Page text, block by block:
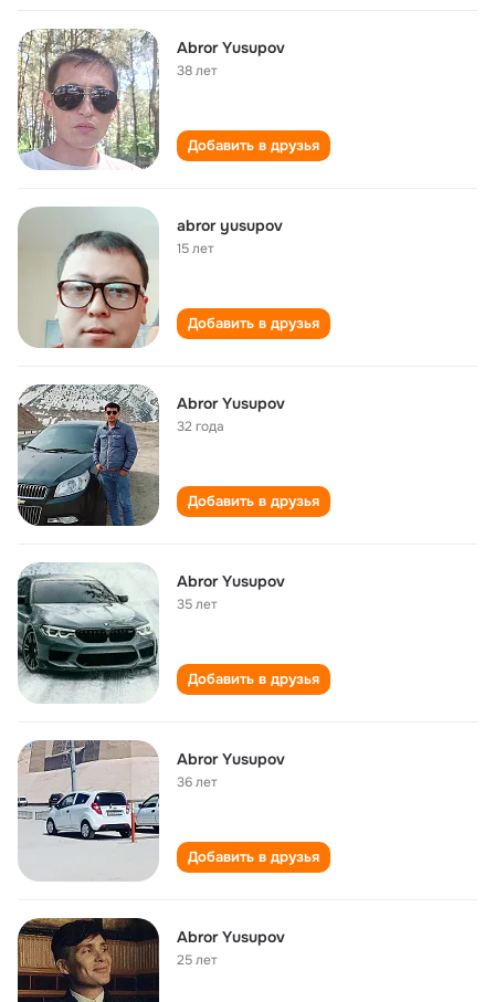
Abror Yusupov
38 лет
Добавить в друзья
abror yusupov
15 лет
Добавить в друзья
Abror Yusupov
32 года
Добавить в друзья
Abror Yusupov
35 лет
Добавить в друзья
Abror Yusupov
36 лет
Добавить в друзья
Abror Yusupov
25 лет